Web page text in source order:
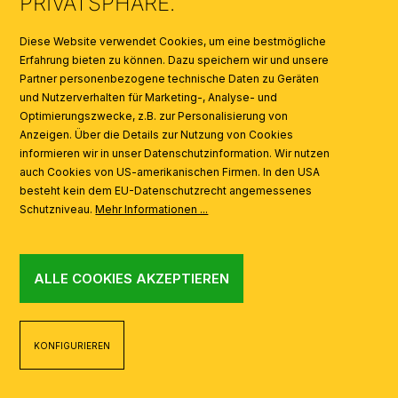
AI
Diese Website verwendet Cookies, um eine bestmögliche
Erfahrung bieten zu können. Dazu speichern wir und unsere
Partner personenbezogene technische Daten zu Geräten
und Nutzerverhalten für Marketing-, Analyse- und
Optimierungszwecke, z.B. zur Personalisierung von
Anzeigen. Über die Details zur Nutzung von Cookies
informieren wir in unser Datenschutzinformation. Wir nutzen
auch Cookies von US-amerikanischen Firmen. In den USA
besteht kein dem EU-Datenschutzrecht angemessenes
Schutzniveau.Mehr Informationen ...
ALLE COOKIES AKZEPTIEREN
KONFIGURIEREN